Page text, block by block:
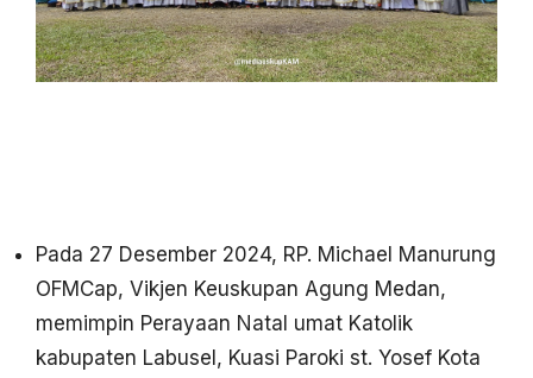
Pada 27 Desember 2024, RP. Michael Manurung
OFMCap, Vikjen Keuskupan Agung Medan,
memimpin Perayaan Natal umat Katolik
kabupaten Labusel, Kuasi Paroki st. Yosef Kota